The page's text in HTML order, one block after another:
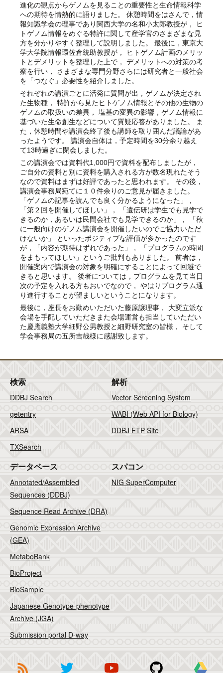
進化の観点からゲノムを見ることの重要性と生命情報科学
への期待を情熱的に語りました。 休憩時間をはさんで，情
報知識学会の理事であり関西大学の名和小太郎教授が， ヒ
トゲノム情報をめぐる特許に関して産学官のさまざまな見
方を分かりやすく整理して説明しました。 最後に，東京大
学大学院情報環佐倉統助教授が， ヒトゲノム計画のメリッ
トとデメリットを整理した上で， デメリットへの対策の考
察を行い， さまざまな専門分野さらには研究者と一般社会
を「つなぐ」必要性を紹介しました。
それぞれの講演ごとに活発に質問が出，ゲノムが決定され
た生物種， 特許から見たヒトゲノム情報とその他の生物の
ゲノムの取扱いの差異， 塩基の変異の影響，ゲノム情報に
基づいた生命創生などについて質疑応答がありました。 ま
た，休憩時間や講演会終了後も講師を取り囲んだ議論があ
ったようです。 講演会自体は，予定時間を30分余り越え
て13時過ぎに閉会しました。
この講演会では資料代1,000円で資料を配布しましたが，
ご自分の資料と別に資料を購入される方が数名現れたそう
なので資料はまずは好評であったと思われます。 その後，
講演会事務局宛てに１０件余りのご意見が届きました。
「ゲノムの記事を読んでも良く分かるようになった」，
「第２回を開催してほしい」， 「遺伝研は学生でも見学で
きるのか，あるいは民間会社でも見学できるのか」， 「秋
に一般向けのゲノム講演会を開催したいのでご協力いただ
けないか」 といったポジティブな評価が多かったのです
が，「内容が期待はずれであった」， 「プログラムの時間
をまもってほしい」というご批判もありました。 前者は，
開催案内で講演会の対象を明確にすることによって回避で
きると思います。 後者については，プログラムを見て当日
次の予定を入れる方もおいでなので， やはりプログラム通
り進行することが望ましいということになります。
最後に，座長をお勤めいただいた藤原譲理事， 大変立派な
会場を手配していただきまた会場運営も担当していただい
た慶應義塾大学細野公男教授と細野研究室の皆様， そして
学会事務局の五所吉哉様に感謝致します。
検索
DDBJ Search
getentry
ARSA
TXSearch
解析
Vector Screening System
WABI (Web API for Biology)
DDBJ FTP Site
データベース
Annotated/Assembled
Sequences (DDBJ)
Sequence Read Archive (DRA)
Genomic Expression Archive
(GEA)
MetaboBank
BioProject
BioSample
Japanese Genotype-phenotype
Archive (JGA)
Submission portal D-way
スパコン
NIG SuperComputer